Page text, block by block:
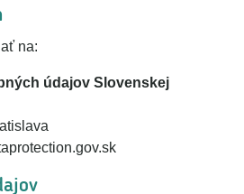
na:
údajov Slovenskej